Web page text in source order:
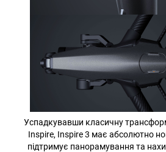
Успадкувавши класичну
Inspire, Inspire 3 має абсолютно
підтримує панорамування та